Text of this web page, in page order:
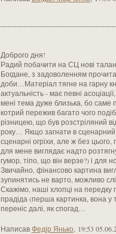
Доброго дня!
Радий побачити на СЦ нові
Богдане, з задоволенням
доби…Матеріал тягне на гарну
актуальність - має певні
мені тема дуже близька, бо саме
котрий пережив багато чого
різницею, що був розстріляний
року… Якщо загнати в
сценарні огріхи, але ж без
для мене виглядає надто
гумор, тіпо, що він верзе?) і для
Звичайно, фінансово картина
зупинятись не варто, можливо
Скажімо, наші хлопці на передку
прадіда (перша картинка, вона у
переніс далі, як спогад…
НаписавФедір Янько 19:53